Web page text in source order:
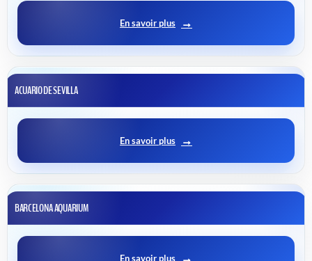
En savoir plus
ACUARIO DE SEVILLA
En savoir plus
BARCELONA AQUARIUM
En savoir plus